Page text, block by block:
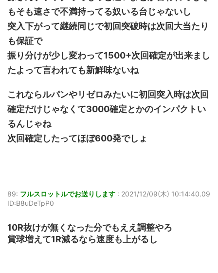
もそも速さで不満持ってる奴いる台じゃないし
突入下がって継続同じで初回突破時は次回大当たり
も保証で
振り分けが少し変わって1500+次回確定が出来まし
たよって言われても新鮮味ないね
これならルパンやリゼロみたいに初回突入時は次回
確定だけじゃなくて3000確定とかのインパクトい
るんじゃね
次回確定したってほぼ600発でしょ
89: フルスロットルでお送りします : 2021/12/09(木) 10:14:40.09
ID:B8uDeTpP0
10R抜けが無くなった分でもええ調整やろ
賞球増えて1R減るなら速度も上がるし